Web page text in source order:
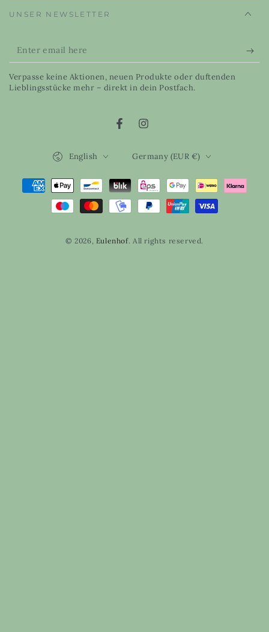
UNSER NEWSLETTER
Enter
email
here
Verpasse keine Aktionen, neuen Produkte oder duftenden
Lieblingsstücke mehr – direkt in dein Postfach.
FacebookInstagram
© 2026, Eulenhof. All rights reserved.
English Germany (EUR €)
Payment
methods